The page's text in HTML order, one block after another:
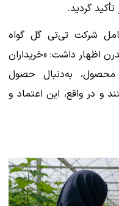
گردید.
شرکت تی‌تی گل گواه
اظهار داشت: «خریداران
محصول، به‌دنبال حصول
و در واقع، این اعتماد و